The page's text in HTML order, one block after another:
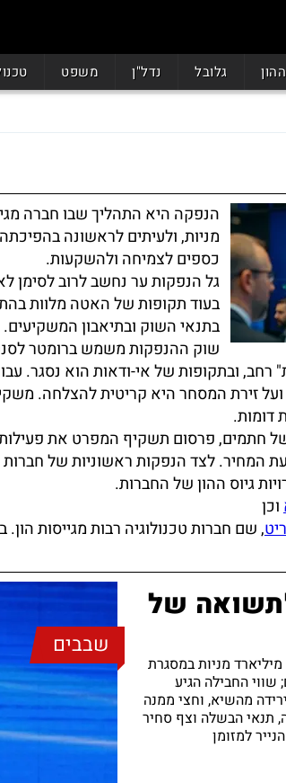
גלובל נדל"ן משפט
הנפקה היא התהליך שבו חברה
מניות, ולעיתים לראשונה
כספים לצמיחה ולהשקעות.
גל הנפקות ער נחשב לרוב לסימן
בעוד תקופות של האטה מלוות
בתנאי השוק ובתיאבון המשקיעים.
שוק ההנפקות משמש ברומטר
רחב, ובתקופות של אי-ודאות הוא נסגר.
זירת המסחר היא קריטית להצלחה.
דומות.
של חתמים, פרסום תשקיף המפרט את
המחיר. לצד הנפקות ראשוניות של
גיוס ההון של החברות.
וכן
, שם חברות טכנולוגיה רבות מגייסות הון.
של
מייסד CXMT ג'ו יימינג קיבל 1.54 מיליארד מניות במסגרת
החבילה הגיע
הירידה מהשיא, וחצי ממנה
תנאי הבשלה וצף סחיר
שבבים